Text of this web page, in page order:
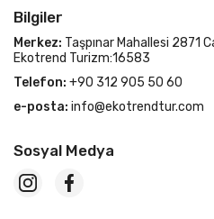
Bilgiler
Merkez: Taşpınar Mahallesi 2871
Ekotrend Turizm:16583
Telefon: +90 312 905 50 60
e-posta: info@ekotrendtur.com
Sosyal Medya